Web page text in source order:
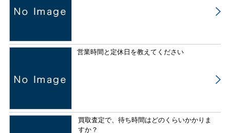
営業時間と定休日を教えてください
買取査定で、待ち時間はどのくらいかかりま
すか？